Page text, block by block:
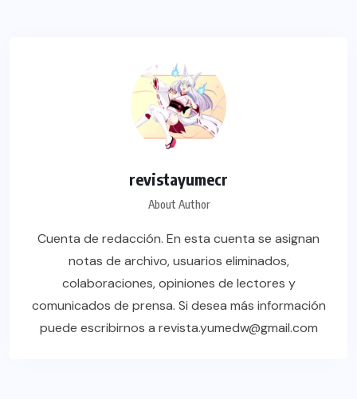
revistayumecr
About Author
Cuenta de redacción. En esta cuenta se asignan
notas de archivo, usuarios eliminados,
colaboraciones, opiniones de lectores y
comunicados de prensa. Si desea más información
puede escribirnos a revista.yumedw@gmail.com